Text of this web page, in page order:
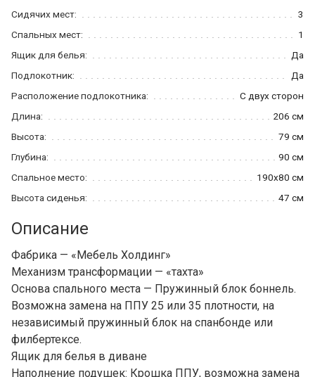
Сидячих мест:
3
Спальных мест:
1
Ящик для белья:
Да
Подлокотник:
Да
Расположение подлокотника:
С двух сторон
Длина:
206 см
Высота:
79 см
Глубина:
90 см
Спальное место:
190x80 см
Высота сиденья:
47 см
Описание
Фабрика — «Мебель Холдинг»
Механизм трансформации — «тахта»
Основа спального места — Пружинный блок боннель.
Возможна замена на ППУ 25 или 35 плотности, на
независимый пружинный блок на спанбонде или
филбертексе.
Ящик для белья в диване
Наполнение подушек: Крошка ППУ, возможна замена